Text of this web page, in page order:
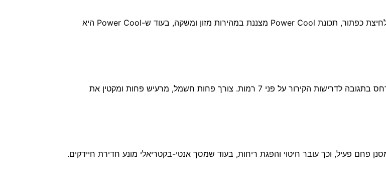
מספק כהרף עין אוויר קר להפליא כדי להקפיא או לקרר במהירות. בלחיצת כפתור, תכונת Power Cool מצננת במהירות מזון ומשקה, בעוד ש-Power Cool היא
טכנולוגיית אינוורטר דיגיטלי מכווננת באופן אוטומטי את מהירות המדחס בתגובה לדרישות הקירור על פני 7 רמות. צורך פחות חשמל, מרעיש פחות ומקטין את
פחם פעיל, וכך עובר חיטוי והפגת ריחות, בעוד שמסך אנטי-בקטריאלי מונע חדירת חיידקים.